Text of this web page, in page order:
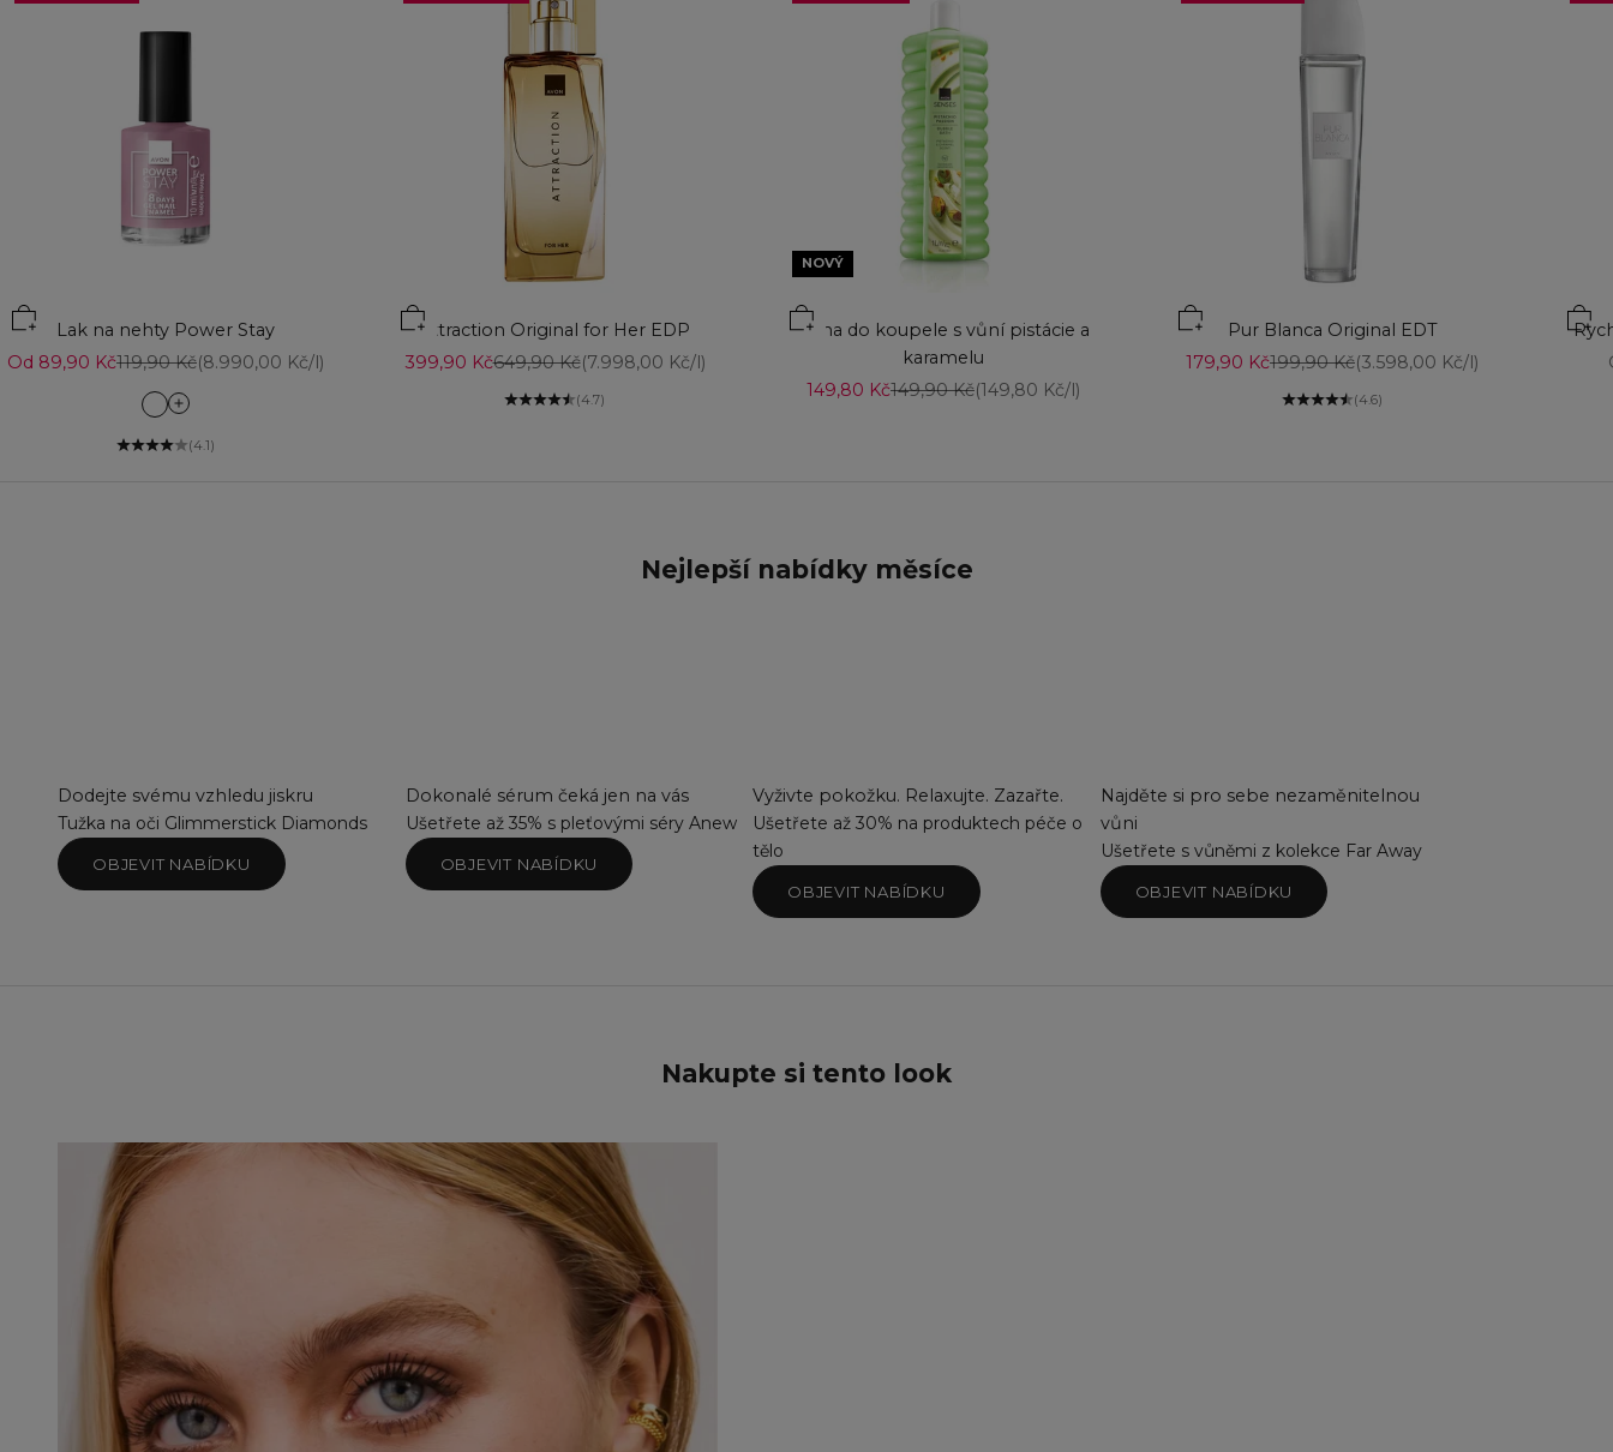
Přidat do košíku
Lak na nehty Power Stay
Prodejní cena
Od 89,90 KčBěžná cena
119,90 Kč(8.990,00 Kč/l)
Can't Quit Cafe
Cosy Therapy
Private Jet
Pumpkin Spice
Red Is Red
Stay Put Sangria
Sweet Blooms
(4.1)
Attraction Original for Her EDP
Prodejní cena
399,90 KčBěžná cena
649,90 Kč(7.998,00 Kč/l)
(4.7)
NOVÝ
Pěna do koupele s vůní pistácie a
karamelu
Prodejní cena
149,80 KčBěžná cena
149,90 Kč(149,80 Kč/l)
Pur Blanca Original EDT
Prodejní cena
179,90 KčBěžná cena
199,90 Kč(3.598,00 Kč/l)
(4.6)
Nejlepší nabídky měsíce
Dodejte svému vzhledu jiskru
Tužka na oči Glimmerstick Diamonds
OBJEVIT NABÍDKU
Dokonalé sérum čeká jen na vás
Ušetřete až 35% s pleťovými séry Anew
OBJEVIT NABÍDKU
Vyživte pokožku. Relaxujte. Zazařte.
Ušetřete až 30% na produktech péče o
tělo
OBJEVIT NABÍDKU
Najděte si pro sebe nezaměnitelnou
vůni
Ušetřete s vůněmi z kolekce Far Away
OBJEVIT NABÍDKU
Nakupte si tento look